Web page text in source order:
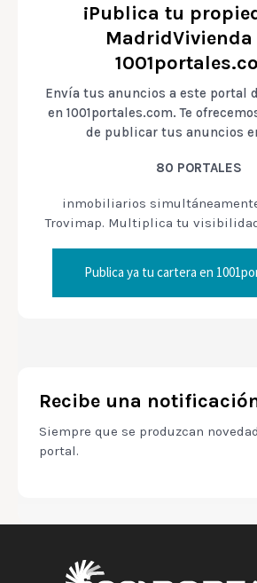
¡Publica tu
MadridVivienda
Envía tus anuncios a este portal
en 1001portales.com. Te
de publicar tus anuncios
80 PORTALES
inmobiliarios
Trovimap. Multiplica tu
Publica ya tu cartera en
Recibe una
Siempre que se produzcan
portal.